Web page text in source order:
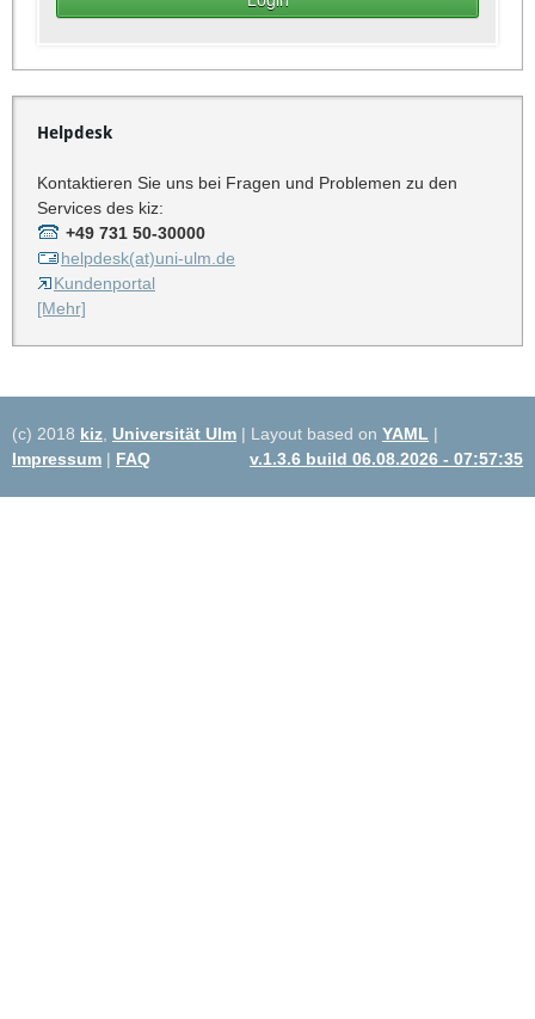
Helpdesk
Kontaktieren Sie uns bei Fragen und Problemen zu den
Services des kiz:
+49 731 50-30000
helpdesk(at)uni-ulm.de
Kundenportal
[Mehr]
(c) 2018 kiz Universität Ulm | Layout based on YAML |
Impressum | FAQ v.1.3.6 build 06.08.2026 - 07:57:35